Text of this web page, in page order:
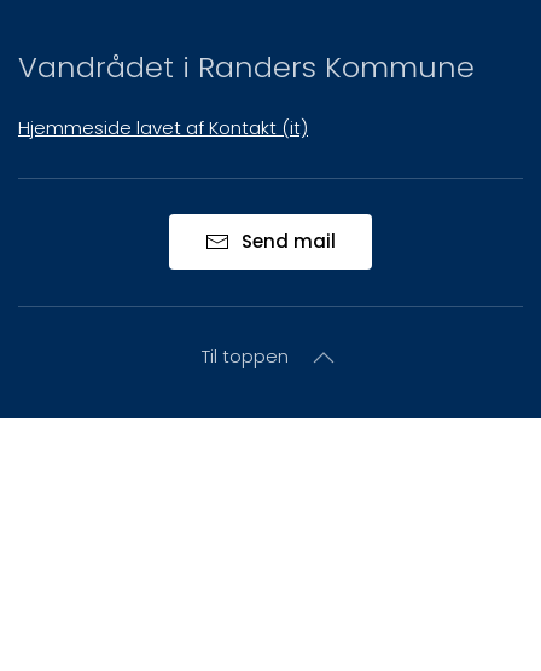
Vandrådet i Randers Kommune
Hjemmeside lavet af Kontakt (it)
Send mail
Til toppen